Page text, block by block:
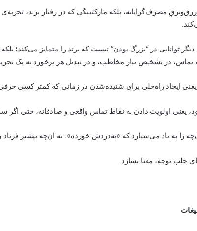
مصرف‌گرایانه، بلکه مارکتینگی که در رفتار برند،
توانایی در “بزرگ بودن” نیست که برند را متمایز می‌کند؛
تماس، در تشخیص نیاز مخاطب، و در تبدیل هر برخورد به یک
ایجاد راه‌حلی برای شنیده‌شدن در زمانی که کمتر کسی
یعنی اولویت دادن به نقاط تماس واقعی و صادقانه، حتی اگر
را به یاد می‌سپارد که «به‌دردش خورده»، نه آن‌چه بیشتر
جلب توجه، معنا بسازد